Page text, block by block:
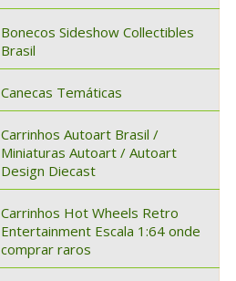
Bonecos Sideshow Collectibles
Brasil
Canecas Temáticas
Carrinhos Autoart Brasil /
Miniaturas Autoart / Autoart
Design Diecast
Carrinhos Hot Wheels Retro
Entertainment Escala 1:64 onde
comprar raros